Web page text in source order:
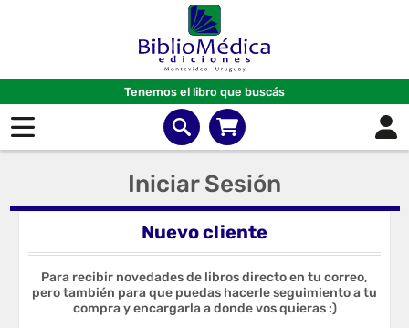
Tenemos el libro que buscás
Iniciar Sesión
Nuevo cliente
Para recibir novedades de libros directo en tu correo,
pero también para que puedas hacerle seguimiento a tu
compra y encargarla a donde vos quieras :)